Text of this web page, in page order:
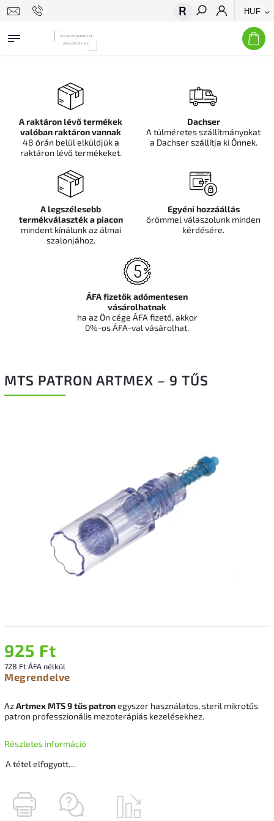
HUF
Keresés
MTS PATRON ARTMEX – 9 TŰS
925 Ft
728 Ft ÁFA nélkül
Megrendelve
A tétel elfogyott…
AzArtmex MTS 9 tűs patronegyszer használatos, steril mikrotűs
patron professzionális mezoterápiás kezelésekhez.
Részletes információ
A raktáron lévő termékek
valóban raktáron vannak
48 órán belül elküldjük a
raktáron lévő termékeket.
Dachser
A túlméretes szállítmányokat
a Dachser szállítja ki Önnek.
A legszélesebb
termékválaszték a piacon
mindent kínálunk az álmai
szalonjához.
Egyéni hozzáállás
örömmel válaszolunk minden
kérdésére.
ÁFA fizetők adómentesen
vásárolhatnak
ha az Ön cége ÁFA fizető, akkor
0%-os ÁFA-val vásárolhat.